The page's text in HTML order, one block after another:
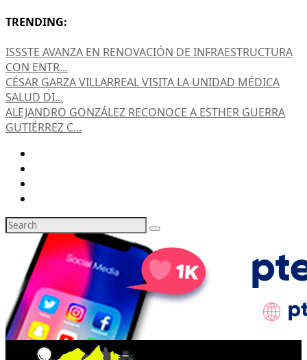
TRENDING:
ISSSTE AVANZA EN RENOVACIÓN DE INFRAESTRUCTURA
CON ENTR...
CÉSAR GARZA VILLARREAL VISITA LA UNIDAD MÉDICA
SALUD DI...
ALEJANDRO GONZÁLEZ RECONOCE A ESTHER GUERRA
GUTIÉRREZ C...